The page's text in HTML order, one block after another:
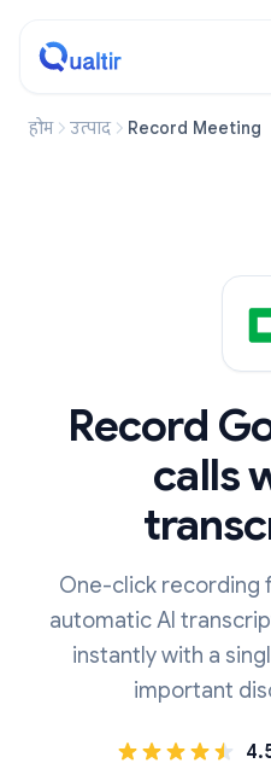
होम उत्पाद Record Meeting
Record
calls
One-click recording
automatic AI
instantly with a
important